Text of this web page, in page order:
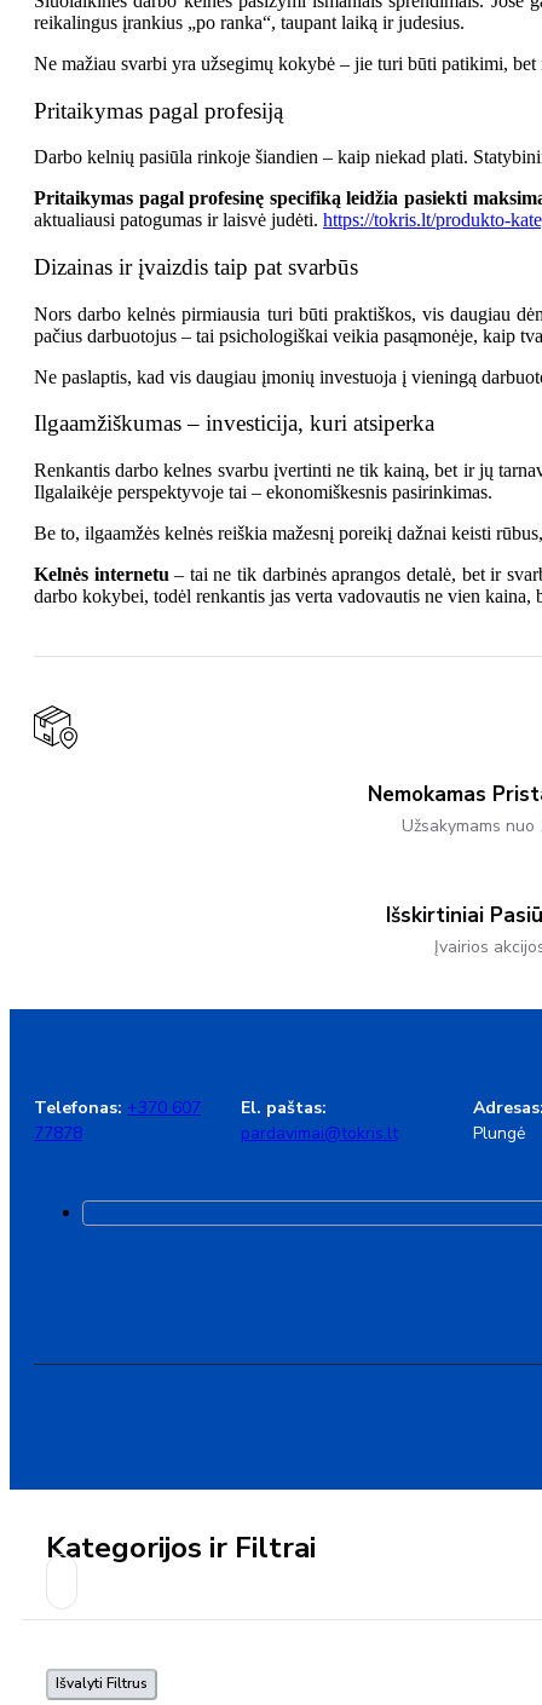
reikalingus įrankius „po ranka“, taupant laiką ir judesius.
Ne mažiau svarbi yra užsegimų kokybė – jie turi būti patikimi,
Pritaikymas pagal profesiją
Darbo kelnių pasiūla rinkoje šiandien – kaip niekad plati.
Pritaikymas pagal profesinę specifiką leidžia pasiekti
aktualiausi patogumas ir laisvė judėti. https://tokris.lt/produkto-
Dizainas ir įvaizdis taip pat svarbūs
Nors darbo kelnės pirmiausia turi būti praktiškos, vis daugiau
pačius darbuotojus – tai psichologiškai veikia pasąmonėje, kaip
Ne paslaptis, kad vis daugiau įmonių investuoja į vieningą
Ilgaamžiškumas – investicija, kuri atsiperka
Renkantis darbo kelnes svarbu įvertinti ne tik kainą, bet ir jų
Ilgalaikėje perspektyvoje tai – ekonomiškesnis pasirinkimas.
Be to, ilgaamžės kelnės reiškia mažesnį poreikį dažnai keisti
Kelnės internetu – tai ne tik darbinės aprangos detalė, bet ir
darbo kokybei, todėl renkantis jas verta vadovautis ne vien
Nemokamas
Užsakymams nuo
Išskirtiniai
Įvairios
Telefonas: +370 607
77878
El. paštas:
pardavimai@tokris.lt
Plungė
Kategorijos ir Filtrai
Išvalyti Filtrus